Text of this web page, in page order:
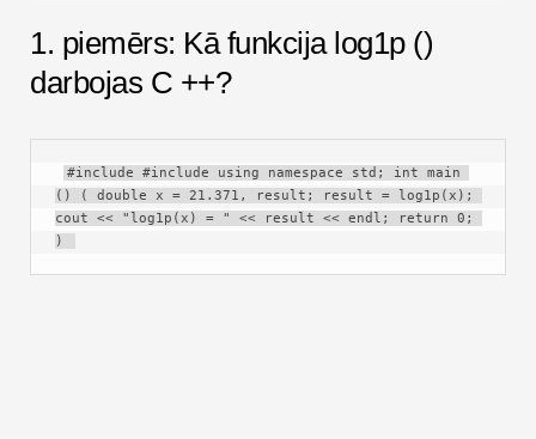
1. piemērs: Kā funkcija log1p ()
darbojas C ++?
#include #include using namespace std; int main
() ( double x = 21.371, result; result = log1p(x);
cout << "log1p(x) = " << result << endl; return 0;
)